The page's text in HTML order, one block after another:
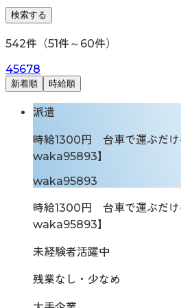
検索する
542件（51件～ 60件）
45678
新着順 時給順
派遣
時給1300円 台車で運ぶだけ
waka95893】
waka95893
時給1300円 台車で運ぶだけ
waka95893】
未経験者活躍中
残業なし・少なめ